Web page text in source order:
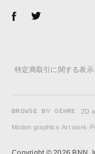
特定商取引に関する表示
BROWSE BY GENRE 2D
Motion graphics·Art work·